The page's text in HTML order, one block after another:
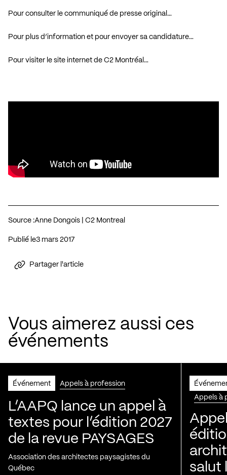
Pour consulter le communiqué de presse original…
Pour plus d’information et pour envoyer sa candidature…
Pour visiter le site internet de C2 Montréal…
Source :Anne Dongois | C2 Montreal
Publié le 3 mars 2017
Partager l'article
Vous aimerez aussi ces
événements
Événement Appels à profession
L’AAPQ lance un appel à
textes pour l’édition 2027
de la revue PAYSAGES
Association des architectes paysagistes du
Québec
Appels à
salut